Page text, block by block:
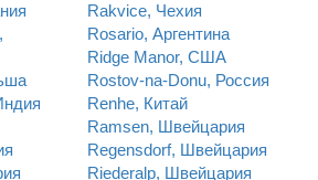
Rakvice, Чехия
Rosario, Аргентина
Ridge Manor, США
Rostov-na-Donu, Россия
Renhe, Китай
Ramsen, Швейцария
Regensdorf, Швейцария
Riederalp, Швейцария